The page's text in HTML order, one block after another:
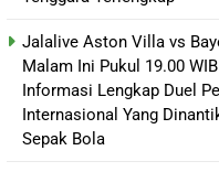
Jalalive Aston Villa vs
Malam Ini Pukul 19.00
Informasi Lengkap Duel
Internasional Yang
Sepak Bola